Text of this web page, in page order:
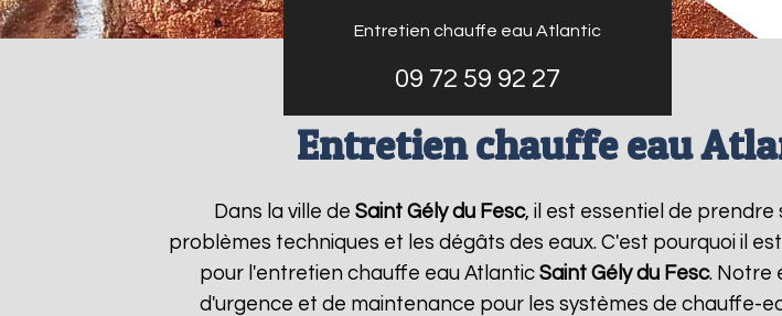
Entretien chauffe eau Atlantic
09 72 59 92 27
Entretien chauffe eau
Dans la ville de Saint Gély du Fesc, il est essentiel de
problèmes techniques et les dégâts des eaux. C'est pourquoi il
pour l'entretien chauffe eau Atlantic Saint Gély du Fesc. Notre
d'urgence et de maintenance pour les systèmes de chauffe-